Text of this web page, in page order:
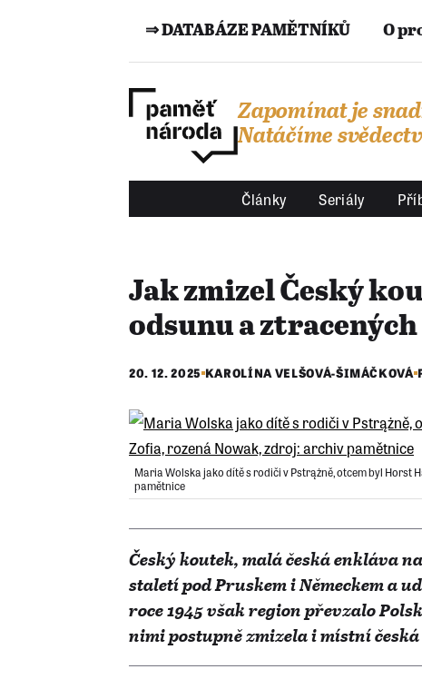
⇒ DATABÁZE PAMĚTNÍKŮ O
Zapomínat je
Natáčíme
Články Seriály
Jak zmizel Český
odsunu a
20. 12. 2025 KAROLÍNA VELŠOVÁ-ŠIMÁČKOVÁ
Maria Wolska jako dítě s rodiči v Pstrążně, otcem byl Horst
pamětnice
Český koutek, malá česká enkláva
staletí pod Pruskem i Německem a
roce 1945 však region převzalo
nimi postupně zmizela i místní